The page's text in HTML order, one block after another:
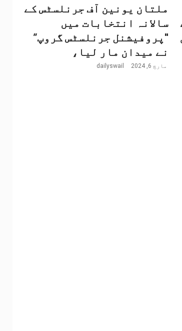
ملتان یونین آف جرنلسٹس کے
سالانہ انتخابات میں
"پروفیشنل جرنلسٹس گروپ”
نے میدان مار لیا،
مارچ 6, 2024 dailyswail